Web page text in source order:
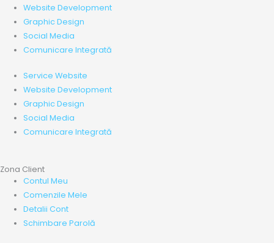
Website Development
Graphic Design
Social Media
Comunicare Integrată
Service Website
Website Development
Graphic Design
Social Media
Comunicare Integrată
Zona Client
Contul Meu
Comenzile Mele
Detalii Cont
Schimbare Parolă